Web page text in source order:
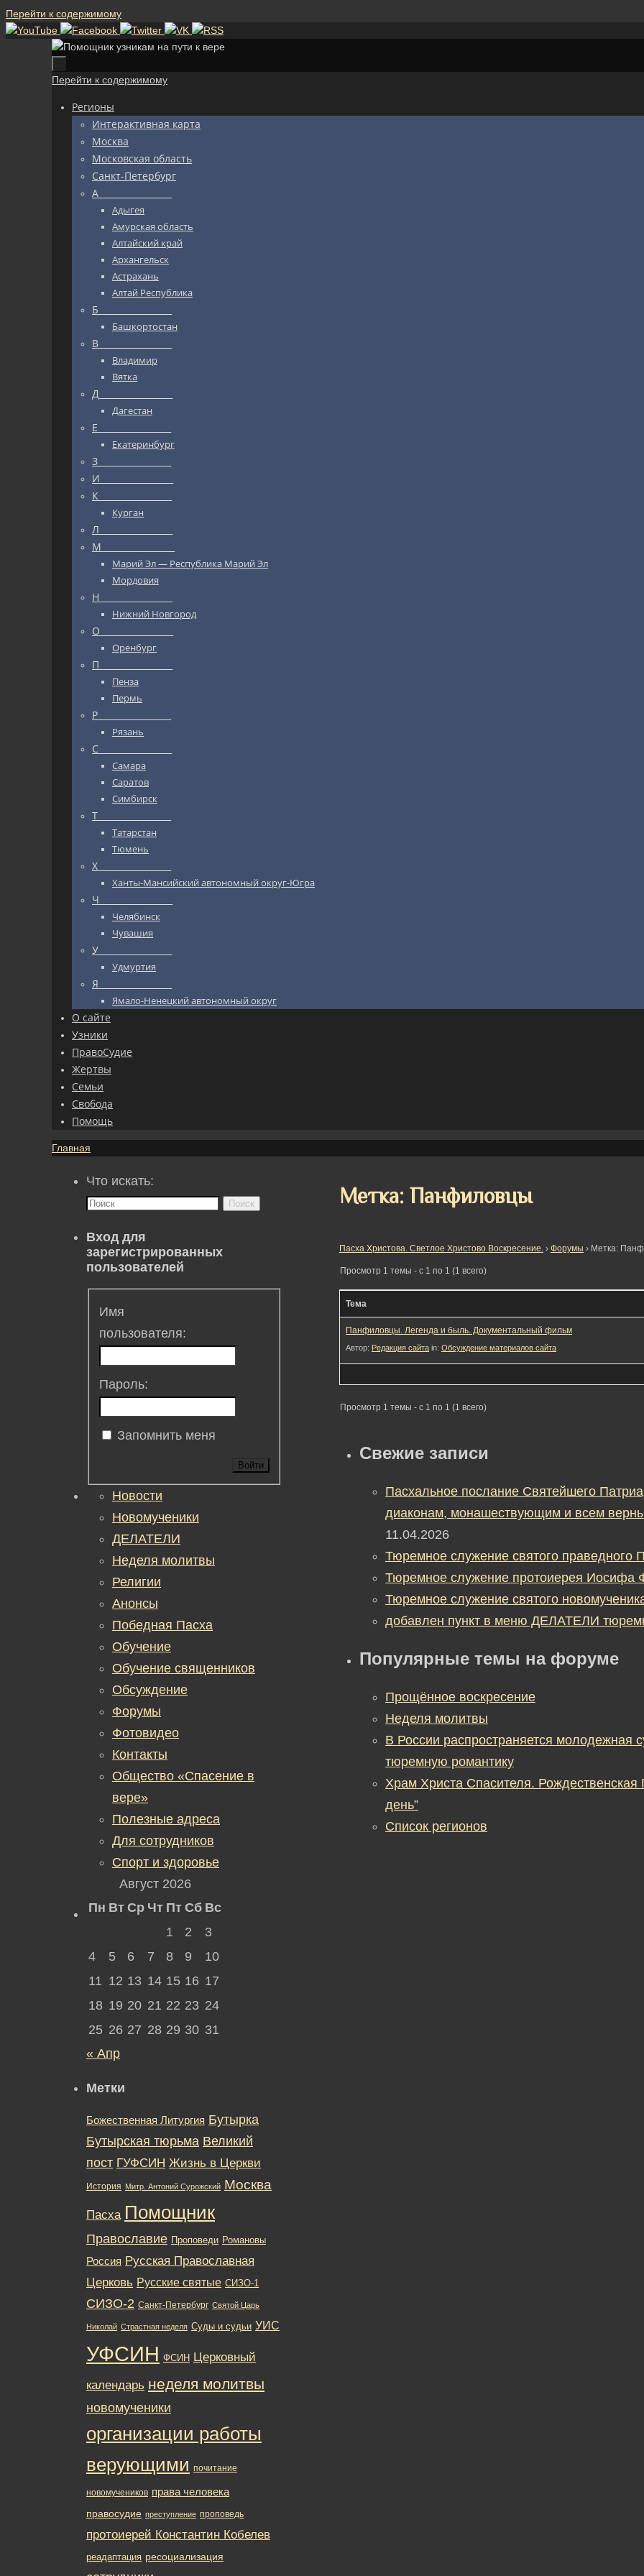
Перейти к содержимому
Перейти к содержимому
Регионы
Интерактивная карта
Москва
Московская область
Санкт-Петербург
А_________________
Адыгея
Амурская область
Алтайский край
Архангельск
Астрахань
Алтай Республика
Б_________________
Башкортостан
В_________________
Владимир
Вятка
Д_________________
Дагестан
Е_________________
Екатеринбург
З_________________
И_________________
К_________________
Курган
Л_________________
М_________________
Марий Эл — Республика Марий Эл
Мордовия
Н_________________
Нижний Новгород
О_________________
Оренбург
П_________________
Пенза
Пермь
Р_________________
Рязань
С_________________
Самара
Саратов
Симбирск
Т_________________
Татарстан
Тюмень
Х_________________
Ханты-Мансийский автономный округ-Югра
Ч_________________
Челябинск
Чувашия
У_________________
Удмуртия
Я_________________
Ямало-Ненецкий автономный округ
О сайте
Узники
ПравоСудие
Жертвы
Семьи
Свобода
Помощь
Главная
Метка: Панфиловцы
Пасха Христова. Светлое Христово Воскресение. › Форумы › Метка:
Просмотр 1 темы - с 1 по 1 (1 всего)
Тема
Панфиловцы. Легенда и быль. Документальный фильм
Автор: Редакция сайта in: Обсуждение материалов сайта
Просмотр 1 темы - с 1 по 1 (1 всего)
Свежие записи
Пасхальное послание Святейшего
диаконам, монашествующим и всем
11.04.2026
Тюремное служение святого праведного
Тюремное служение протоиерея Иосифа
Тюремное служение святого
добавлен пункт в меню ДЕЛАТЕЛИ
Популярные темы на форуме
Прощённое воскресение
Неделя молитвы
В России распространяется молодежная
тюремную романтику
Храм Христа Спасителя.
день”
Список регионов
Что искать:
Поиск
Вход для
зарегистрированных
пользователей
Имя
пользователя:
Пароль:
Запомнить меня
Войти
Новости
Новомученики
ДЕЛАТЕЛИ
Неделя молитвы
Религии
Анонсы
Победная Пасха
Обучение
Обучение священников
Обсуждение
Форумы
Фотовидео
Контакты
Общество «Спасение в
вере»
Полезные адреса
Для сотрудников
Спорт и здоровье
Август 2026
Пн Вт Ср Чт Пт Сб Вс
1
2
3
4
5 6 7 8 9
10
11 12 13 14 15 16 17
18 19 20 21 22 23 24
25 26 27 28 29 30 31
« Апр
Метки
Божественная Литургия Бутырка
Бутырская тюрьма Великий
пост ГУФСИН Жизнь в Церкви
История Митр. Антоний Сурожский Москва
Пасха Помощник
Православие Проповеди Романовы
Россия Русская Православная
Церковь Русские святые СИЗО-1
СИЗО-2 Санкт-Петербург Святой Царь
Николай Страстная неделя Суды и судьи УИС
УФСИН ФСИН Церковный
календарь неделя молитвы
новомученики
организации работы
верующими почитание
новомучеников права человека
правосудие преступление проповедь
протоиерей Константин Кобелев
реадаптация ресоциализация